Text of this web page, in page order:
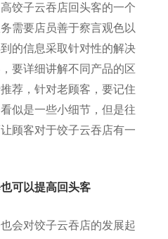
饺子云吞店回头客的一个
需要店员善于察言观色以
的信息采取针对性的解决
要详细讲解不同产品的区
荐，针对老顾客，要记住
似是一些小细节，但是往
顾客对于饺子云吞店有一
可以提高回头客
会对饺子云吞店的发展起